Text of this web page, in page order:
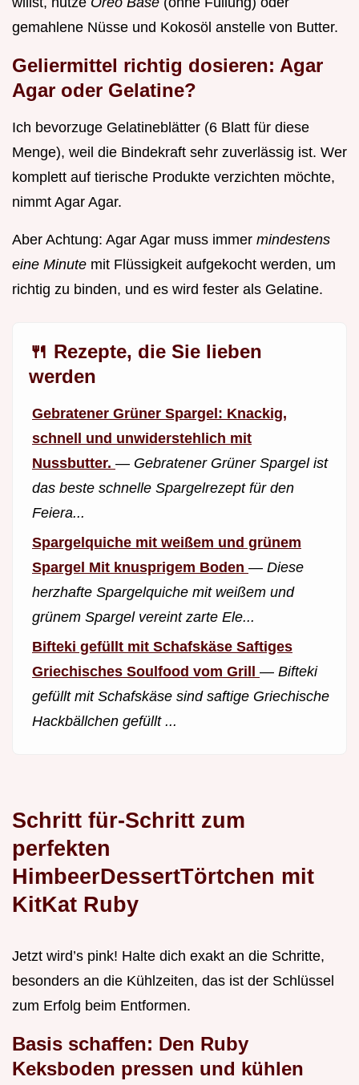
gemahlene Nüsse und Kokosöl anstelle von Butter.
Geliermittel richtig dosieren: Agar
Agar oder Gelatine?
Ich bevorzuge Gelatineblätter (6 Blatt für diese
Menge), weil die Bindekraft sehr zuverlässig ist. Wer
komplett auf tierische Produkte verzichten möchte,
nimmt Agar Agar.
Aber Achtung: Agar Agar muss immer mindestens
eine Minute mit Flüssigkeit aufgekocht werden, um
richtig zu binden, und es wird fester als Gelatine.
🍴 Rezepte, die Sie lieben
werden
Gebratener Grüner Spargel: Knackig,
schnell und unwiderstehlich mit
Nussbutter. — Gebratener Grüner Spargel ist
das beste schnelle Spargelrezept für den
Feiera...
Spargelquiche mit weißem und grünem
Spargel Mit knusprigem Boden — Diese
herzhafte Spargelquiche mit weißem und
grünem Spargel vereint zarte Ele...
Bifteki gefüllt mit Schafskäse Saftiges
Griechisches Soulfood vom Grill — Bifteki
gefüllt mit Schafskäse sind saftige Griechische
Hackbällchen gefüllt ...
Schritt für-Schritt zum
perfekten
HimbeerDessertTörtchen mit
KitKat Ruby
Jetzt wird’s pink! Halte dich exakt an die Schritte,
besonders an die Kühlzeiten, das ist der Schlüssel
zum Erfolg beim Entformen.
Basis schaffen: Den Ruby
Keksboden pressen und kühlen